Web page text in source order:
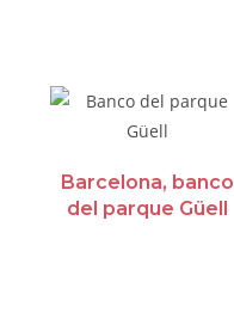
Barcelona, banco
del parque Güell